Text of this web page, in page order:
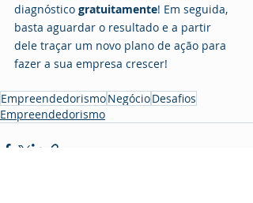
diagnóstico gratuitamente! Em seguida,
basta aguardar o resultado e a partir
dele traçar um novo plano de ação para
fazer a sua empresa crescer!
EmpreendedorismoNegócioDesafios
Empreendedorismo